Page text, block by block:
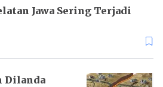
Jawa Sering Terjadi
Dilanda